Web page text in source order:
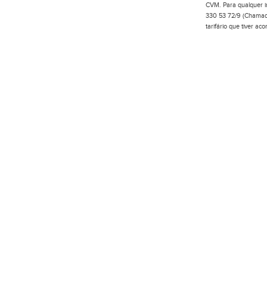
CVM. Para qualquer
330 53 72/9
tarifário que tiver